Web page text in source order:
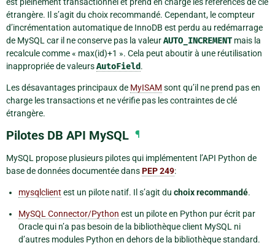
étrangère. Il s’agit du choix recommandé. Cependant, le compteur
d’incrémentation automatique de InnoDB est perdu au redémarrage
de MySQL car il ne conserve pas la valeurAUTO_INCREMENT mais la
recalcule comme « max(id)+1 ». Cela peut aboutir à une réutilisation
inappropriée de valeursAutoField.
Les désavantages principaux de MyISAM sont qu’il ne prend pas en
charge les transactions et ne vérifie pas les contraintes de clé
étrangère.
Pilotes DB API MySQL ¶
MySQL propose plusieurs pilotes qui implémentent l’API Python de
base de données documentée dansPEP 249:
mysqlclient est un pilote natif. Il s’agit du choix recommandé.
MySQL Connector/Python est un pilote en Python pur écrit par
Oracle qui n’a pas besoin de la bibliothèque client MySQL ni
d’autres modules Python en dehors de la bibliothèque standard.